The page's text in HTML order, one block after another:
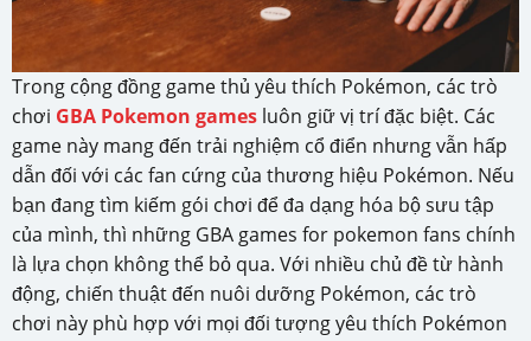
Trong cộng đồng game thủ yêu thích Pokémon, các trò
chơi GBA Pokemon games luôn giữ vị trí đặc biệt. Các
game này mang đến trải nghiệm cổ điển nhưng vẫn hấp
dẫn đối với các fan cứng của thương hiệu Pokémon. Nếu
bạn đang tìm kiếm gói chơi để đa dạng hóa bộ sưu tập
của mình, thì những GBA games for pokemon fans chính
là lựa chọn không thể bỏ qua. Với nhiều chủ đề từ hành
động, chiến thuật đến nuôi dưỡng Pokémon, các trò
chơi này phù hợp với mọi đối tượng yêu thích Pokémon